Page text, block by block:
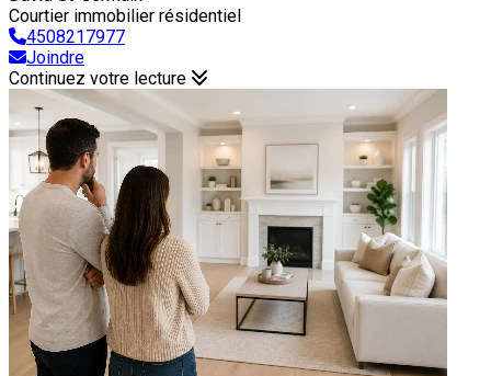
Courtier immobilier résidentiel
4508217977
Joindre
Continuez votre lecture